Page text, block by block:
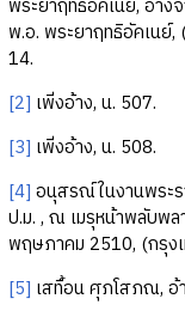
พระยาฤทธิอัคเนย์, อ้า
พ.อ. พระยาฤทธิอัคเนย์
14.
[2] เพิ่งอ้าง, น. 507.
[3] เพิ่งอ้าง, น. 508.
[4] อนุสรณ์ในงานพระ
ป.ม. , ณ เมรุหน้าพลับพ
พฤษภาคม 2510, (กรุง
[5] เสทื้อน ศุภโสภณ, อ้